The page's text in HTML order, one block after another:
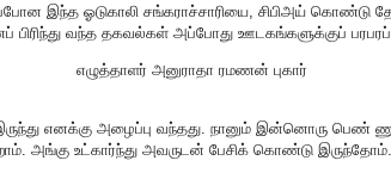
இந்த ஓடுகாலி சங்கராச்சாரியை, சிபிஅய் கொண்டு
வந்த தகவல்கள் அப்போது ஊடகங்களுக்குப்
எழுத்தாளர் அனுராதா ரமணன் புகார்
எனக்கு அழைப்பு வந்தது. நானும் இன்னொரு பெண்
அங்கு உட்கார்ந்து அவருடன் பேசிக் கொண்டு